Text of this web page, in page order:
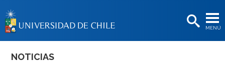
MENÚ
BIBLIOTECAS
NOTICIAS